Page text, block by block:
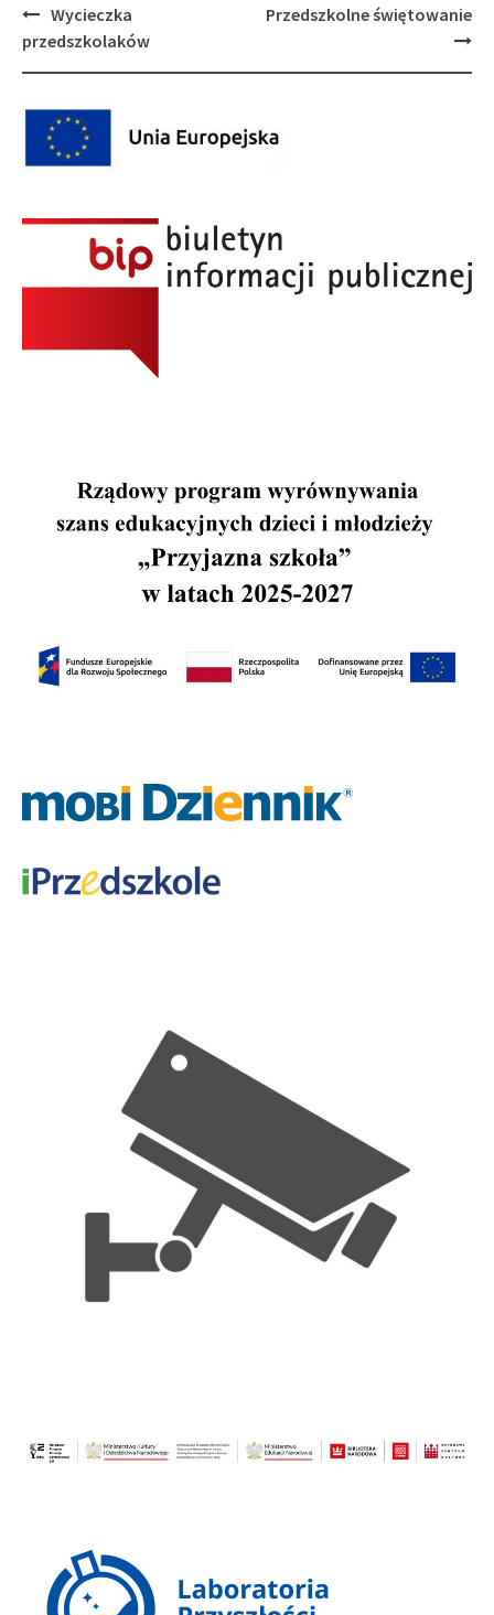
Post
navigation
Wycieczka
przedszkolaków
Przedszkolne świętowanie